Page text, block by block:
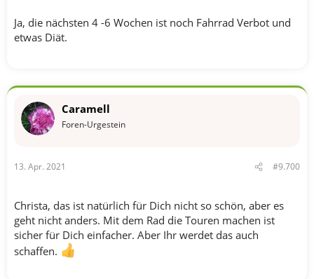
Ja, die nächsten 4 -6 Wochen ist noch Fahrrad Verbot und
etwas Diät.
Caramell
Foren-Urgestein
13. Apr. 2021 #9.700
Christa, das ist natürlich für Dich nicht so schön, aber es
geht nicht anders. Mit dem Rad die Touren machen ist
sicher für Dich einfacher. Aber Ihr werdet das auch
schaffen.